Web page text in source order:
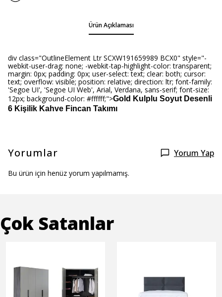
Ürün Açıklaması
div class="OutlineElement Ltr SCXW191659989 BCX0" style="-
webkit-user-drag: none; -webkit-tap-highlight-color: transparent;
margin: 0px; padding: 0px; user-select: text; clear: both; cursor:
text; overflow: visible; position: relative; direction: ltr; font-family:
'Segoe UI', 'Segoe UI Web', Arial, Verdana, sans-serif; font-size:
12px; background-color: #ffffff;">Gold Kulplu Soyut Desenli
6 Kişilik Kahve Fincan Takımı
Yorumlar Yorum Yap
Bu ürün için henüz yorum yapılmamış.
Çok Satanlar